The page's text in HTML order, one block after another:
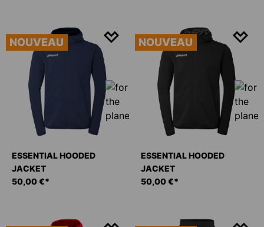
NOUVEAU
ESSENTIAL HOODED
JACKET
50,00 €*
NOUVEAU
ESSENTIAL HOODED
JACKET
50,00 €*